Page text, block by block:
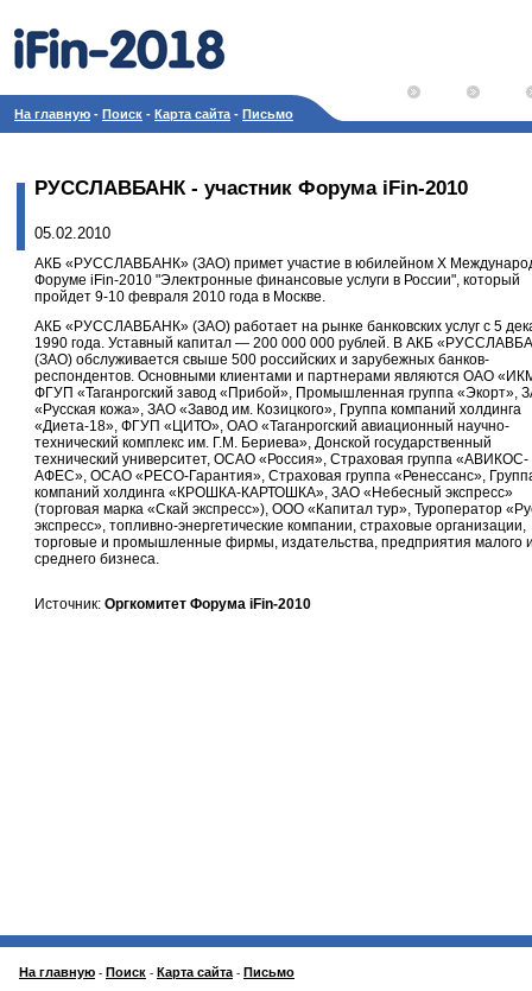
На главную - Поиск - Карта сайта - Письмо
РУССЛАВБАНК - участник Форума iFin-2010
05.02.2010
АКБ «РУССЛАВБАНК» (ЗАО) примет участие в юбилейном X
Форуме iFin-2010 "Электронные финансовые услуги в России", который
пройдет 9-10 февраля 2010 года в Москве.
АКБ «РУССЛАВБАНК» (ЗАО) работает на рынке банковских услуг с 5
1990 года. Уставный капитал — 200 000 000 рублей. В АКБ
(ЗАО) обслуживается свыше 500 российских и зарубежных банков-
респондентов. Основными клиентами и партнерами являются ОАО
ФГУП «Таганрогский завод «Прибой», Промышленная группа «Экорт»,
«Русская кожа», ЗАО «Завод им. Козицкого», Группа компаний холдинга
«Диета-18», ФГУП «ЦИТО», ОАО «Таганрогский авиационный научно-
технический комплекс им. Г.М. Бериева», Донской государственный
технический университет, ОСАО «Россия», Страховая группа «АВИКОС-
АФЕС», ОСАО «РЕСО-Гарантия», Страховая группа «Ренессанс»,
компаний холдинга «КРОШКА-КАРТОШКА», ЗАО «Небесный экспресс»
(торговая марка «Скай экспресс»), ООО «Капитал тур», Туроператор
экспресс», топливно-энергетические компании, страховые организации,
торговые и промышленные фирмы, издательства, предприятия малого
среднего бизнеса.
Источник: Оргкомитет Форума iFin-2010
На главную - Поиск - Карта сайта - Письмо